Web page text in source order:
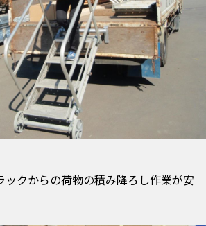
ックからの荷物の積み降ろし作業が安